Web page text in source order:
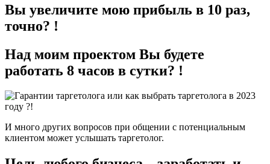
Вы увеличите мою прибыль в 10 раз,
точно? !
Над моим проектом Вы будете
работать 8 часов в сутки? !
И много других вопросов при общении с потенциальным
клиентом может услышать таргетолог.